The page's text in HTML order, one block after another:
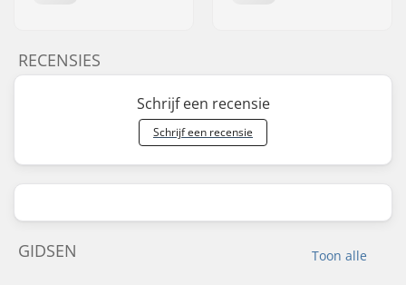
RECENSIES
Schrijf een recensie
Schrijf een recensie
Toon alle
GIDSEN